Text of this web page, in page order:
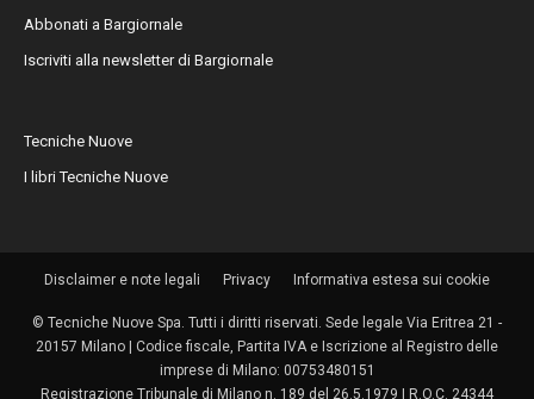
Abbonati a Bargiornale
Iscriviti alla newsletter di Bargiornale
Tecniche Nuove
I libri Tecniche Nuove
Disclaimer e note legali Privacy Informativa estesa sui cookie
© Tecniche Nuove Spa. Tutti i diritti riservati. Sede legale Via Eritrea 21 -
20157 Milano | Codice fiscale, Partita IVA e Iscrizione al Registro delle
imprese di Milano: 00753480151
Registrazione Tribunale di Milano n. 189 del 26.5.1979 | R.O.C. 24344